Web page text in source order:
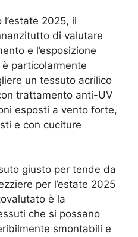
2025, il
di valutare
e l’esposizione
particolarmente
un tessuto acrilico
trattamento anti-UV
esposti a vento forte,
e con cuciture
è la
che si possano
smontabili e